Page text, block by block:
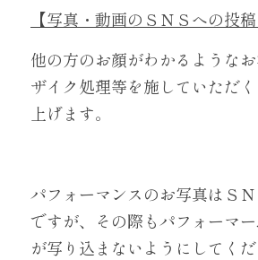
【写真・動画のＳＮＳへの投稿
他の方のお顔がわかるような
ザイク処理等を施していただ
上げます。
パフォーマンスのお写真はＳ
ですが、その際もパフォーマ
が写り込まないようにしてくだ